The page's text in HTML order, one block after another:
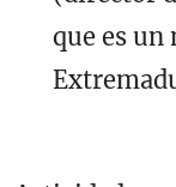
que es